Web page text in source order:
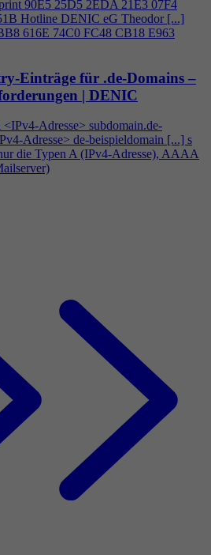
90E5 25D5 2EDA 21E3 07F4
Hotline DENIC eG Theodor [...]
616E 74C0 FC48 CB18 E963
Einträge für .de-Domains –
| DENIC
<IPv4-Adresse> subdomain.de-
4-Adresse> de-beispieldomain [...] s
die Typen A (IPv4-Adresse), AAAA